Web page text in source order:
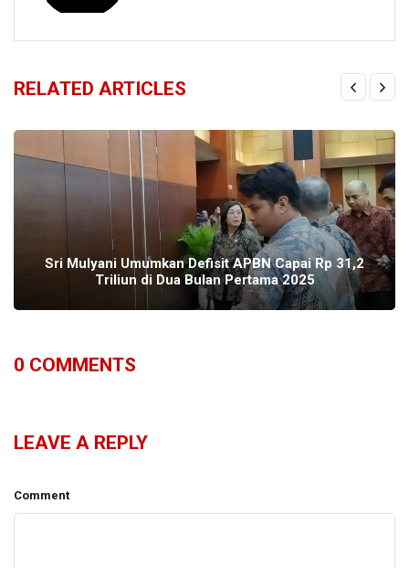
RELATED ARTICLES
Sri Mulyani Umumkan Defisit APBN Capai Rp 31,2
Triliun di Dua Bulan Pertama 2025
0 COMMENTS
LEAVE A REPLY
Comment